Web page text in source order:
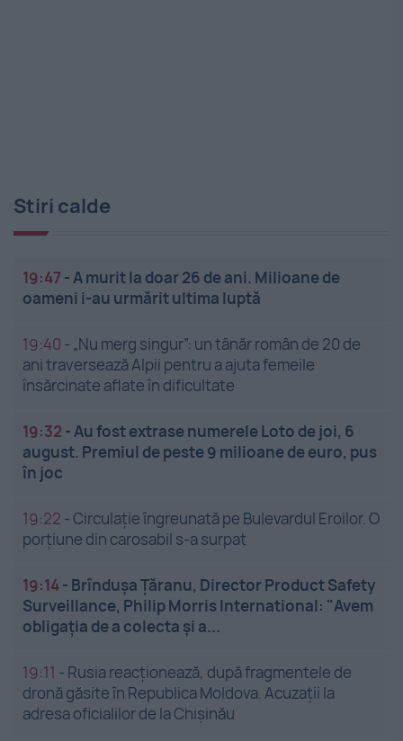
Stiri calde
19:47 -A murit la doar 26 de ani. Milioane de
oameni i-au urmărit ultima luptă
19:40 - „Nu merg singur”: un tânăr român de 20 de
ani traversează Alpii pentru a ajuta femeile
însărcinate aflate în dificultate
19:32 -Au fost extrase numerele Loto de joi, 6
august. Premiul de peste 9 milioane de euro, pus
în joc
19:22 -Circulație îngreunată pe Bulevardul Eroilor. O
porțiune din carosabil s-a surpat
19:14- Brîndușa Țăranu, Director Product Safety
Surveillance, Philip Morris International: "Avem
obligația de a colecta și a...
19:11 - Rusia reacționează, după fragmentele de
dronă găsite în Republica Moldova. Acuzații la
adresa oficialilor de la Chișinău